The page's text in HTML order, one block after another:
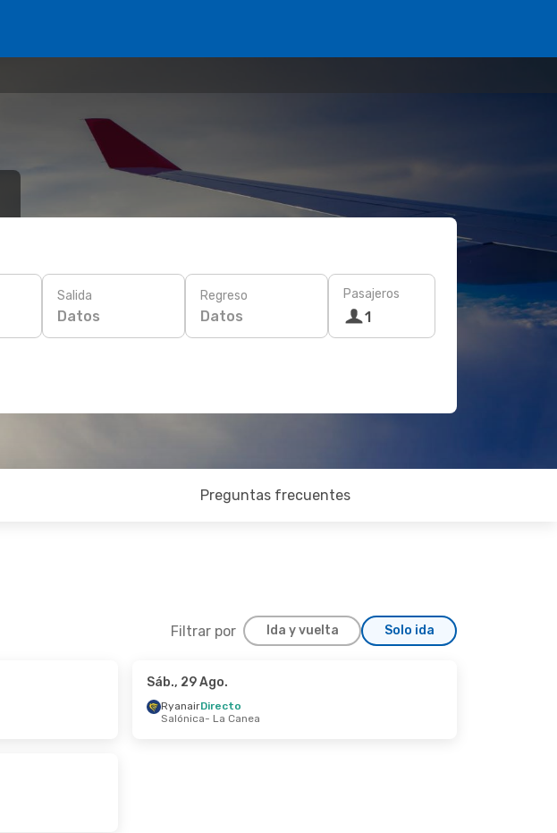
Salida
Datos
Regreso
Datos
Pasajeros
1
Preguntas frecuentes
Filtrar por Ida y vuelta Solo ida
- Sáb., 5 Sep.
Sáb., 29 Ago.
RyanairDirecto
Salónica- La Canea